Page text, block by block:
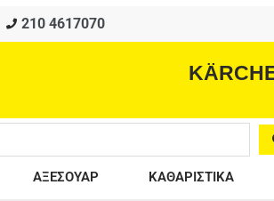
210 4617070
ΑΞΕΣΟΥΑΡ ΚΑΘΑΡΙΣΤΙΚΑ